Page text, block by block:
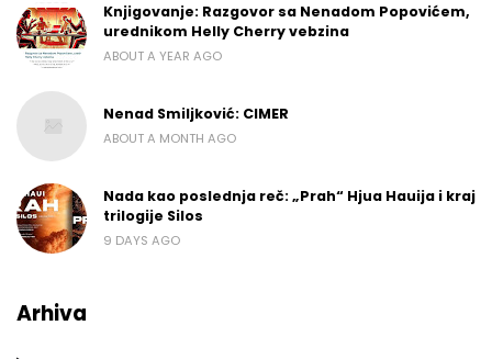
Knjigovanje: Razgovor sa Nenadom Popovićem,
urednikom Helly Cherry vebzina
ABOUT A YEAR AGO
Nenad Smiljković: CIMER
ABOUT A MONTH AGO
Nada kao poslednja reč: „Prah“ Hjua Hauija i kraj
trilogije Silos
9 DAYS AGO
Arhiva